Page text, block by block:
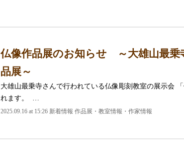
仏像作品展のお知らせ ～大雄山最
品展～
大雄山最乗寺さんで行われている仏像彫刻教室の展示会
れます。 …
2025.09.16 at 15:26 新着情報 作品展・教室情報・作家情報